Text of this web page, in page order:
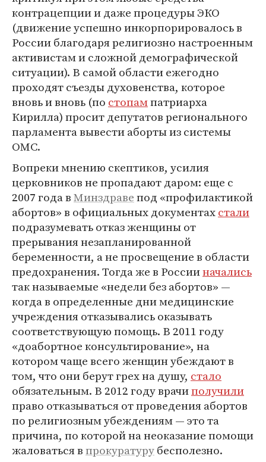
контрацепции и даже процедуры ЭКО
(движение успешно инкорпорировалось в
России благодаря религиозно настроенным
активистам и сложной демографической
ситуации). В самой области ежегодно
проходят съезды духовенства, которое
вновь и вновь (по стопампатриарха
Кирилла) просит депутатов регионального
парламента вывести аборты из системы
ОМС.
Вопреки мнению скептиков, усилия
церковников не пропадают даром: еще с
2007 года вМинздравепод «профилактикой
абортов» в официальных документахстали
подразумевать отказ женщины от
прерывания незапланированной
беременности, а не просвещение в области
предохранения. Тогда же в Россииначались
так называемые «недели без абортов» —
когда в определенные дни медицинские
учреждения отказывались оказывать
соответствующую помощь. В 2011 году
«доабортное консультирование», на
котором чаще всего женщин убеждают в
том, что они берут грех на душу, стало
обязательным. В 2012 году врачиполучили
право отказываться от проведения абортов
по религиозным убеждениям — это та
причина, по которой на неоказание помощи
жаловаться впрокуратурубесполезно.